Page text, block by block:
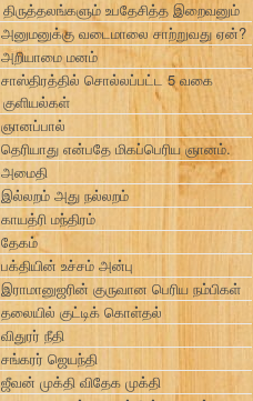
திருத்தலங்களும் உபதேசித்த இறைவனும்
அனுமனுக்கு வடைமாலை சாற்றுவது ஏன்?
அறியாமை மனம்
சாஸ்திரத்தில் சொல்லப்பட்ட 5 வகை
குளியல்கள்
ஞானப்பால்
தெரியாது என்பதே மிகப்பெரிய ஞானம்.
அமைதி
இல்லறம் அது நல்லறம்
காயத்ரி மந்திரம்
தேகம்
பக்தியின் உச்சம் அன்பு
இராமானுஜரின் குருவான பெரிய நம்பிகள்
தலையில் குட்டிக் கொள்தல்
விதுரர் நீதி
சங்கரர் ஜெயந்தி
ஜீவன் முக்தி விதேக முக்தி